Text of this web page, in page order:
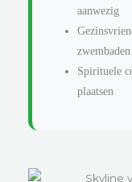
aanwezig
zwembaden
Spirituele
plaatsen